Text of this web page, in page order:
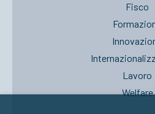
Fisco
Lavoro
Welfare